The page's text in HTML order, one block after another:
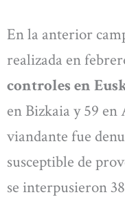
En la anterior
realizada en
controles en
en Bizkaia y 59
viandante fue
susceptible de
se interpusieron